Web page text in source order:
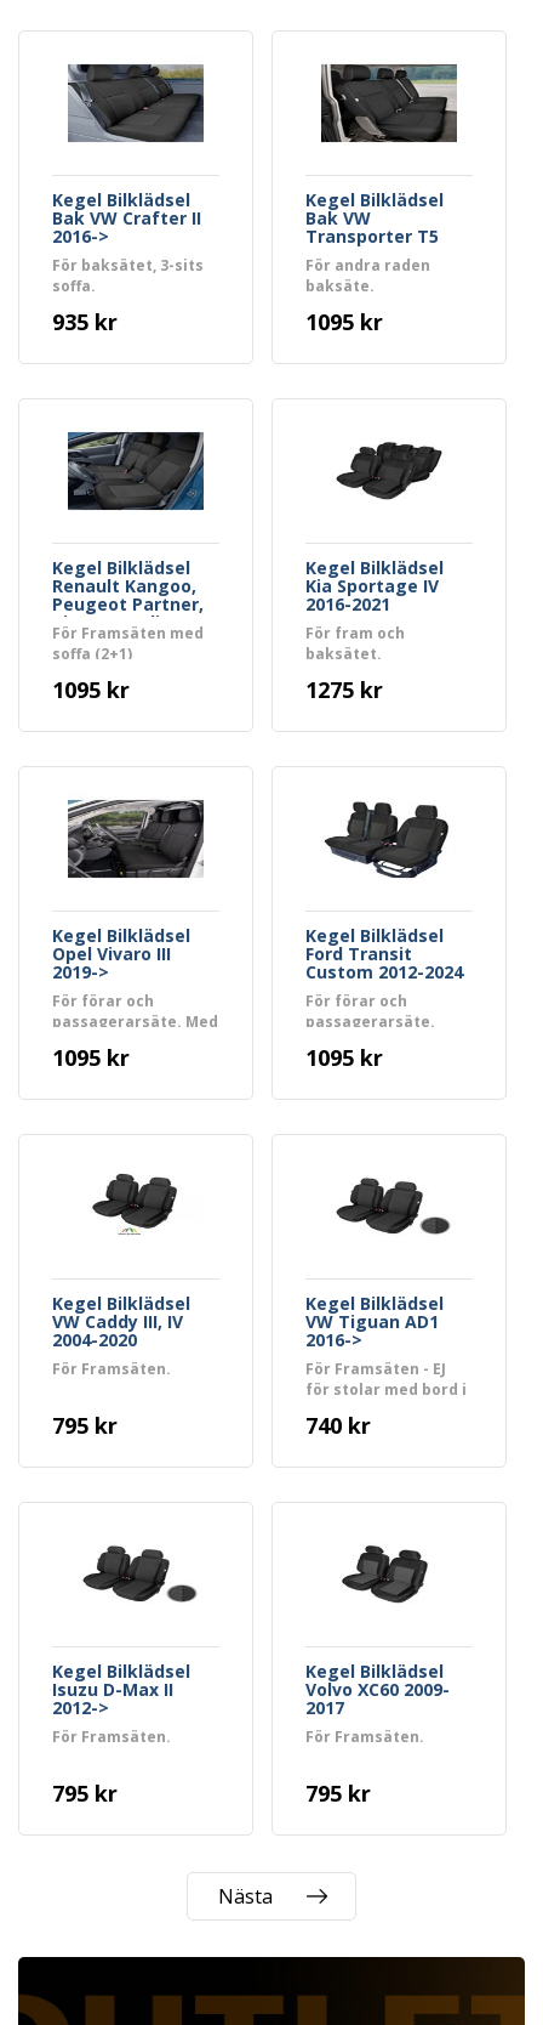
Kegel Bilklädsel
Bak VW Crafter II
2016->
För baksätet, 3-sits
soffa.
935 kr
Kegel Bilklädsel
Bak VW
Transporter T5
För andra raden
baksäte.
1095 kr
Kegel Bilklädsel
Renault Kangoo,
Peugeot Partner,
Citroen Berlingo
2008-2019
För Framsäten med
soffa (2+1)
1095 kr
Kegel Bilklädsel
Kia Sportage IV
2016-2021
För fram och
baksätet.
1275 kr
Kegel Bilklädsel
Opel Vivaro III
2019->
För förar och
passagerarsäte. Med
1095 kr
Kegel Bilklädsel
Ford Transit
Custom 2012-2024
För förar och
passagerarsäte.
1095 kr
Kegel Bilklädsel
VW Caddy III, IV
2004-2020
För Framsäten.
795 kr
Kegel Bilklädsel
VW Tiguan AD1
2016->
För Framsäten - EJ
för stolar med bord i
740 kr
Kegel Bilklädsel
Isuzu D-Max II
2012->
För Framsäten.
795 kr
Kegel Bilklädsel
Volvo XC60 2009-
2017
För Framsäten.
795 kr
Nästa